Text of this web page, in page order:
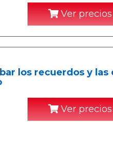
Ver
los recuerdos y
Ver